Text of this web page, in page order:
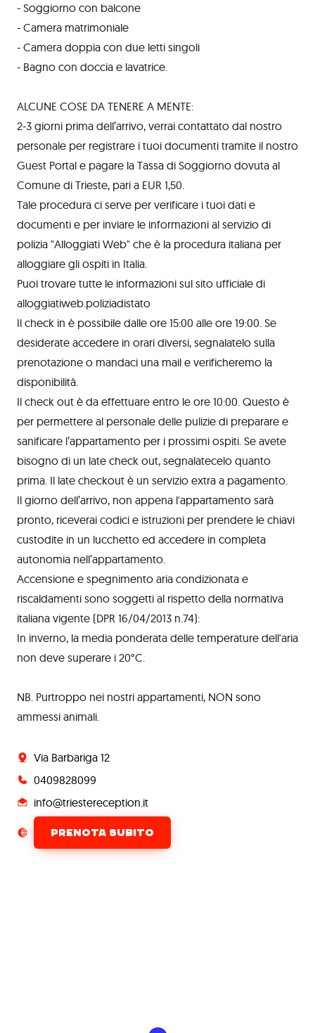
- Soggiorno con balcone
- Camera matrimoniale
- Camera doppia con due letti singoli
- Bagno con doccia e lavatrice.
ALCUNE COSE DA TENERE A MENTE:
2-3 giorni prima dell’arrivo, verrai contattato dal nostro
personale per registrare i tuoi documenti tramite il nostro
Guest Portal e pagare la Tassa di Soggiorno dovuta al
Comune di Trieste, pari a EUR 1,50.
Tale procedura ci serve per verificare i tuoi dati e
documenti e per inviare le informazioni al servizio di
polizia "Alloggiati Web" che è la procedura italiana per
alloggiare gli ospiti in Italia.
Puoi trovare tutte le informazioni sul sito ufficiale di
alloggiatiweb.poliziadistato
Il check in è possibile dalle ore 15:00 alle ore 19:00. Se
desiderate accedere in orari diversi, segnalatelo sulla
prenotazione o mandaci una mail e verificheremo la
disponibilità.
Il check out è da effettuare entro le ore 10:00. Questo è
per permettere al personale delle pulizie di preparare e
sanificare l’appartamento per i prossimi ospiti. Se avete
bisogno di un late check out, segnalatecelo quanto
prima. Il late checkout è un servizio extra a pagamento.
Il giorno dell’arrivo, non appena l'appartamento sarà
pronto, riceverai codici e istruzioni per prendere le chiavi
custodite in un lucchetto ed accedere in completa
autonomia nell’appartamento.
Accensione e spegnimento aria condizionata e
riscaldamenti sono soggetti al rispetto della normativa
italiana vigente (DPR 16/04/2013 n.74):
In inverno, la media ponderata delle temperature dell'aria
non deve superare i 20°C.
NB. Purtroppo nei nostri appartamenti, NON sono
ammessi animali.
Via Barbariga 12
0409828099
info@triestereception.it
PRENOTA SUBITO